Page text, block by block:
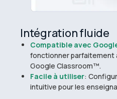
Intégration fluide
Compatible avec
fonctionner parfaitement
Google Classroom™.
Facile à utiliser:
intuitive pour les